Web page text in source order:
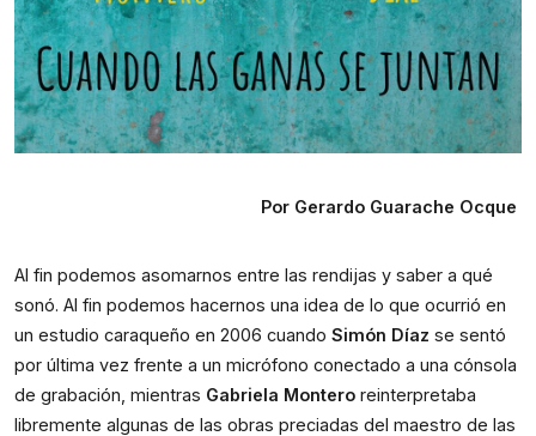
Por Gerardo Guarache Ocque
Al fin podemos asomarnos entre las rendijas y saber a qué
sonó. Al fin podemos hacernos una idea de lo que ocurrió en
un estudio caraqueño en 2006 cuando Simón Díaz se sentó
por última vez frente a un micrófono conectado a una cónsola
de grabación, mientras Gabriela Montero reinterpretaba
libremente algunas de las obras preciadas del maestro de las